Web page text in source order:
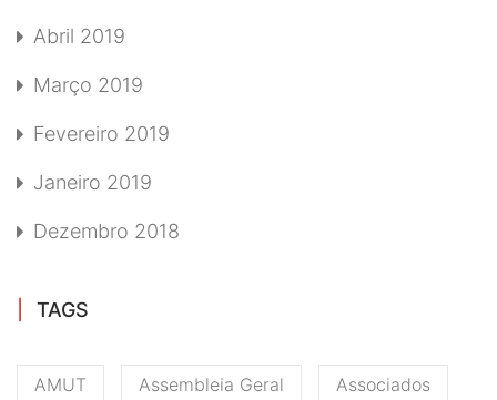
Abril 2019
Março 2019
Fevereiro 2019
Janeiro 2019
Dezembro 2018
TAGS
AMUT Assembleia Geral Associados